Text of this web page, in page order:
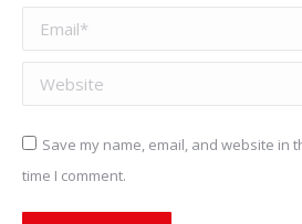
Email *
Website
Save my name, email, and website in
time I comment.